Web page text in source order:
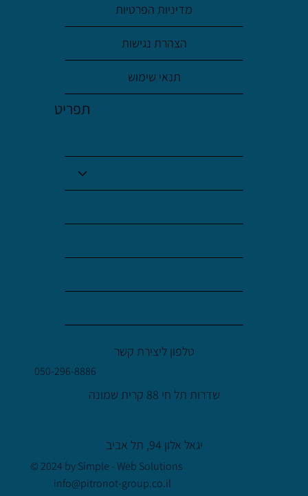
מדיניות הפרטיות
הצהרת נגישות
תנאי שימוש
תפריט
טלפון ליצירת קשר
050-296-8886
שדרות תל חי 88 קרית שמונה
יגאל אלון 94, תל אביב
info@pitronot-group.co.il
© 2024 by Simple - Web Solutions